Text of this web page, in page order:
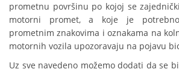
prometnu površinu po kojoj se
motorni promet, a koje je
prometnim znakovima i oznakama na
motornih vozila upozoravaju na pojavu
Uz sve navedeno možemo dodati da se